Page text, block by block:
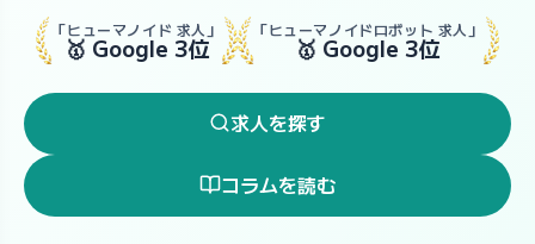
「ヒューマノイド 求人」
🥇 Google 3位
「ヒューマノイドロボット 求人」
🥇 Google 3位
求人を探す
コラムを読む